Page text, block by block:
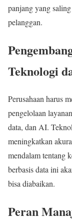
panjang yang
pelanggan.
Teknologi
Perusahaan harus
pengelolaan
data, dan AI.
meningkatkan
mendalam tentang
berbasis data ini
bisa diabaikan.
Peran